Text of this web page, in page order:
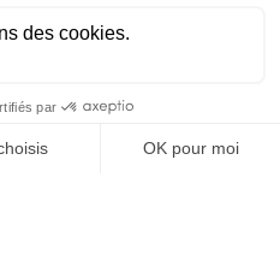
consacre son
devenue
de la
? Ce numéro explore